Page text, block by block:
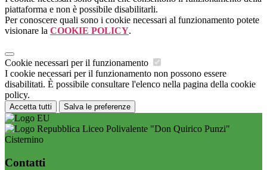
piattaforma e non è possibile disabilitarli.
Per conoscere quali sono i cookie necessari al funzionamento potete
visionare la COOKIE POLICY.
Cookie necessari per il funzionamento
I cookie necessari per il funzionamento non possono essere
disabilitati. È possibile consultare l'elenco nella pagina della cookie
policy.
Accetta tutti Salva le preferenze
Liceo Polivalente "Don Quirico Punzi"
Cisternino
Contatti